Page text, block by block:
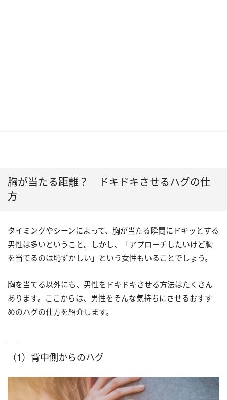
胸が当たる距離？ ドキドキさせるハグの仕
方
タイミングやシーンによって、胸が当たる瞬間にドキッとする
男性は多いということ。しかし、「アプローチしたいけど胸
を当てるのは恥ずかしい」という女性もいることでしょう。
胸を当てる以外にも、男性をドキドキさせる方法はたくさん
あります。ここからは、男性をそんな気持ちにさせるおすす
めのハグの仕方を紹介します。
（1）背中側からのハグ